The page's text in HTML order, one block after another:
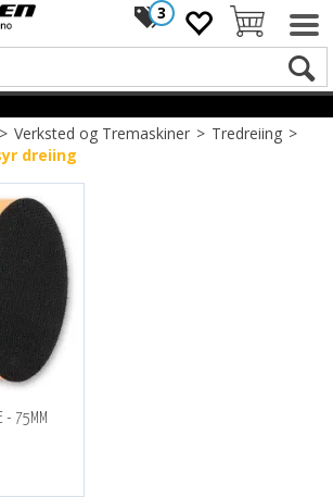
3
Verksted og Tremaskiner>Tredreiing>
dreiing
- 75MM